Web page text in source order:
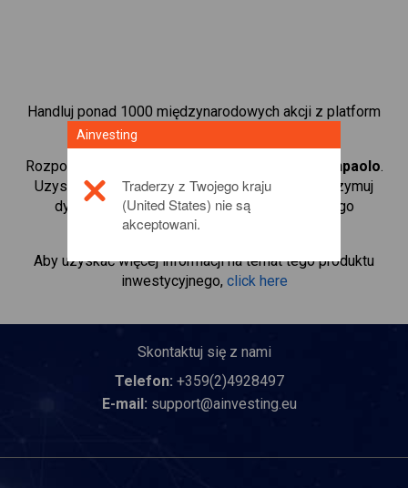
Handluj ponad 1000 międzynarodowych akcji z platform
handlową CFD od Ainvesting.
Rozpocznij handel kontraktami CFD w
Intesa-Sanpaolo.
Uzyskaj notowania w czasie rzeczywistym i otrzymuj
dywidendy tak, jak w przypadku rzeczywistego
posiadania akcji.
Aby uzyskać więcej informacji na temat tego produktu
inwestycyjnego, click here
Skontaktuj się z nami
Telefon: +359(2)4928497
E-mail: support@ainvesting.eu
Ainvesting
Traderzy z Twojego kraju
(United States) nie są
akceptowani.